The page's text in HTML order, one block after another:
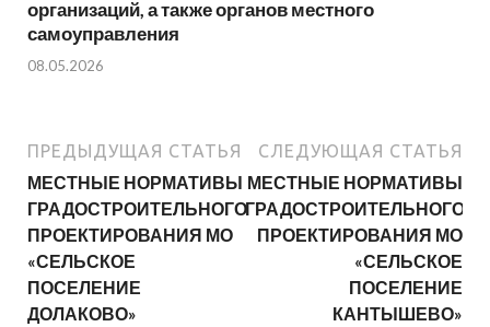
организаций, а также органов местного
самоуправления
08.05.2026
ПРЕДЫДУЩАЯ СТАТЬЯ
МЕСТНЫЕ НОРМАТИВЫ
ГРАДОСТРОИТЕЛЬНОГО
ПРОЕКТИРОВАНИЯ МО
«СЕЛЬСКОЕ
ПОСЕЛЕНИЕ
ДОЛАКОВО»
СЛЕДУЮЩАЯ СТАТЬЯ
МЕСТНЫЕ НОРМАТИВЫ
ГРАДОСТРОИТЕЛЬНОГО
ПРОЕКТИРОВАНИЯ МО
«СЕЛЬСКОЕ
ПОСЕЛЕНИЕ
КАНТЫШЕВО»